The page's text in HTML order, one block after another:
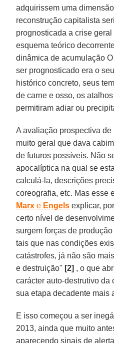
adquirissem uma
reconstrução capitalista
prognosticada a crise
esquema teórico
dinâmica de acumulação
ser prognosticado era o
histórico concreto, seus
de carne e osso, os
permitiram adiar ou
A avaliação prospectiva de
muito geral que dava
de futuros possíveis. Não
apocalíptica na qual se
calculá-la, descrições
coreografia, etc. Mas esse
Marx e Engels explicar,
certo nível de
surgem forças de
tais que nas condições
catástrofes, já não são
e destruição" [2] , o que
carácter auto-destrutivo
sua etapa decadente mais
E isso começou a ser
2013, ainda que muito
aparecendo sinais de